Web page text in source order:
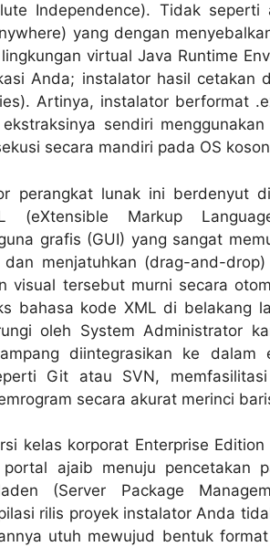
Independence). Tidak
yang dengan
virtual Java Runtime
Anda; instalator hasil cetakan
Artinya, instalator berformat
sendiri
secara mandiri pada OS
perangkat lunak ini berdenyut
(eXtensible Markup
grafis (GUI) yang sangat
menjatuhkan (drag-and-drop)
visual tersebut murni secara
bahasa kode XML di belakang
oleh System Administrator
diintegrasikan ke dalam
Git atau SVN,
secara akurat merinci
kelas korporat Enterprise Edition
ajaib menuju pencetakan
(Server Package
rilis proyek instalator Anda
utuh mewujud bentuk